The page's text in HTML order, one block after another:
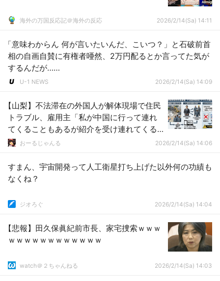
海外の万国反応記＠海外の反応 2026/2/14(Sa) 14:11
「意味わからん 何が言いたいんだ、こいつ？」と石破前首
相の自画自賛に有権者唖然、2万円配るとか言ってた気が
するんだが……
U-1 NEWS 2026/2/14(Sa) 14:09
【山梨】不法滞在の外国人が解体現場で住民
トラブル、雇用主「私が中国に行って連れ
てくることもあるが紹介を受け連れてくる
ことが多い」
おーるじゃんる 2026/2/14(Sa) 14:06
すまん、宇宙開発って人工衛星打ち上げた以外何の功績も
なくね？
ジオろぐ 2026/2/14(Sa) 14:04
【悲報】田久保眞紀前市長、家宅捜索ｗｗｗ
ｗｗｗｗｗｗｗｗｗｗｗｗ
watch＠２ちゃんねる 2026/2/14(Sa) 14:03